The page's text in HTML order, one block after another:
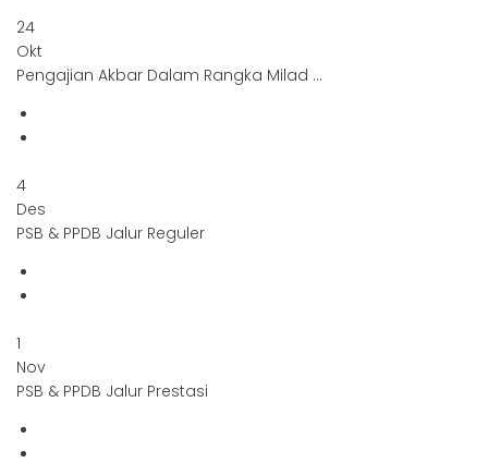
24
Okt
Pengajian Akbar Dalam Rangka Milad …
4
Des
PSB & PPDB Jalur Reguler
1
Nov
PSB & PPDB Jalur Prestasi